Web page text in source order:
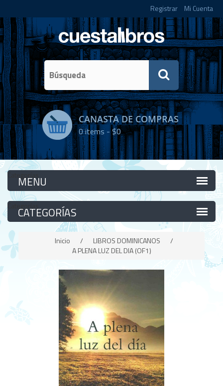
Registrar Mi Cuenta
CANASTA DE COMPRAS
0items -$0
Categorías
Categorías
Inicio / LIBROS DOMINICANOS
/
A PLENA LUZ DEL DIA (OF1)